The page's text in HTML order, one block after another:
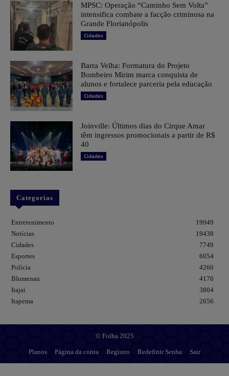
MPSC: Operação “Caminho Sem Volta”
intensifica combate a facção criminosa na
Grande Florianópolis
Cidades
Barra Velha: Formatura do Projeto
Bombeiro Mirim marca conquista de
alunos e fortalece parceria pela educação
Cidades
Joinville: Últimos dias do Cirque Amar
têm ingressos promocionais a partir de R$
40
Cidades
Categorias
Entretenimento
19949
Notícias
19438
Cidades
7749
Esportes
6054
Polícia
4260
Blumenau
4176
Itajai
3804
Itapema
2656
© Folha 2025
Planos Página da conta Registro Redefinir Senha Sair